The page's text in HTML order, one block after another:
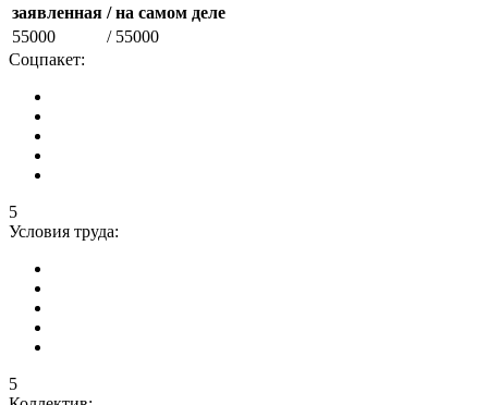
заявленная / на самом деле
55000
/ 55000
Соцпакет:
5
Условия труда:
5